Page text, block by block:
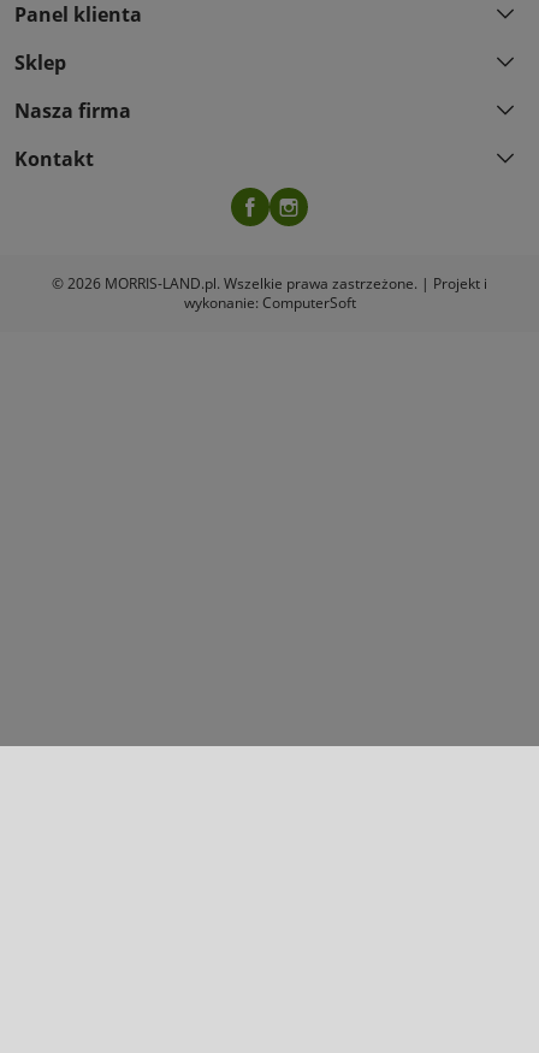
Panel klienta
Sklep
Nasza firma
Kontakt
Facebook
Instagram
© 2026 MORRIS-LAND.pl. Wszelkie prawa zastrzeżone. | Projekt i
wykonanie: ComputerSoft